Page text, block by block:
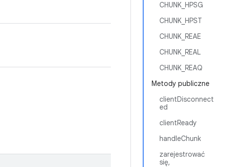
CHUNK_HPSG
CHUNK_HPST
CHUNK_REAE
CHUNK_REAL
CHUNK_REAQ
Metody publiczne
clientDisconnect
ed
clientReady
handleChunk
zarejestrować
się,